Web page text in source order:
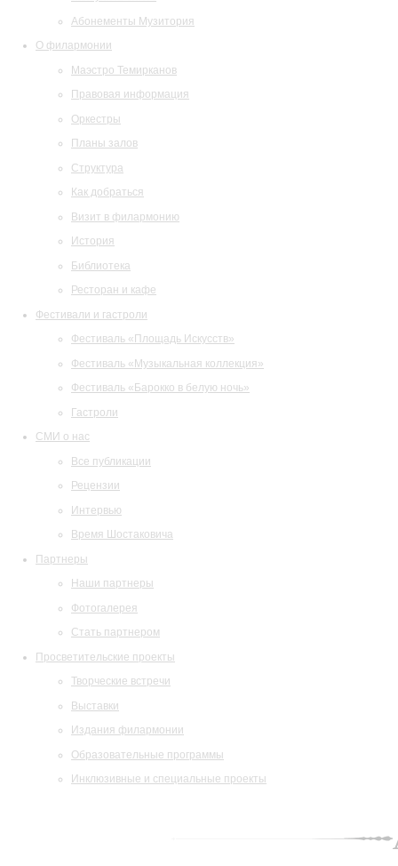
Абонементы Музитория
О филармонии
Маэстро Темирканов
Правовая информация
Оркестры
Планы залов
Структура
Как добраться
Визит в филармонию
История
Библиотека
Ресторан и кафе
Фестивали и гастроли
Фестиваль «Площадь Искусств»
Фестиваль «Музыкальная коллекция»
Фестиваль «Барокко в белую ночь»
Гастроли
СМИ о нас
Все публикации
Рецензии
Интервью
Время Шостаковича
Партнеры
Наши партнеры
Фотогалерея
Стать партнером
Просветительские проекты
Творческие встречи
Выставки
Издания филармонии
Образовательные программы
Инклюзивные и специальные проекты